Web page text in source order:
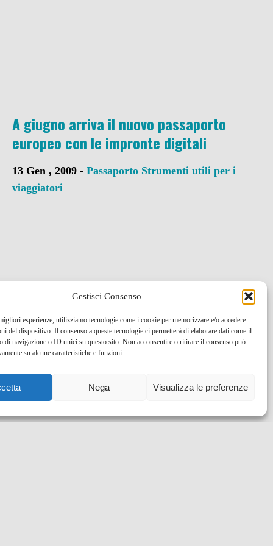
Gestisci Consenso
esperienze, utilizziamo tecnologie come i cookie per memorizzare e/o accedere
del dispositivo. Il consenso a queste tecnologie ci permetterà di elaborare dati come il
di navigazione o ID unici su questo sito. Non acconsentire o ritirare il consenso può
su alcune caratteristiche e funzioni.
Nega Visualizza le preferenze
A giugno arriva il nuovo passaporto
europeo con le impronte digitali
13 Gen , 2009 - Passaporto Strumenti utili per i
viaggiatori